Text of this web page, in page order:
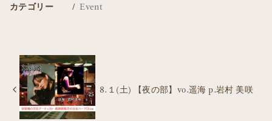
カテゴリー Event
8.１(土) 【夜の部】vo.遥海 p.岩村 美咲